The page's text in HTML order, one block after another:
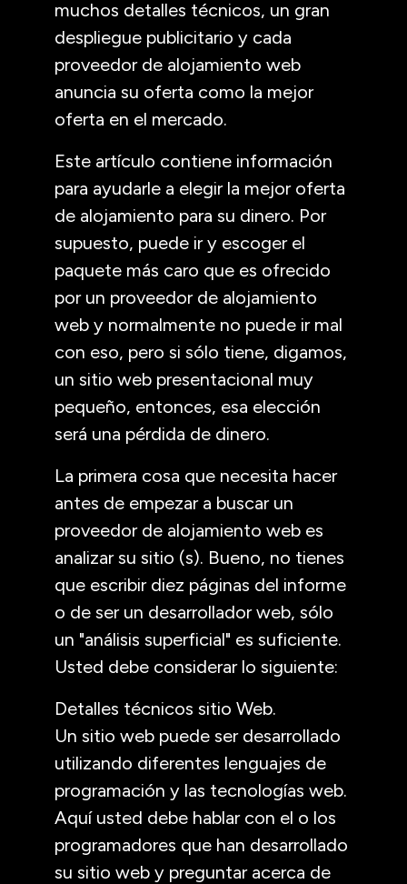
muchos detalles técnicos, un gran
despliegue publicitario y cada
proveedor de alojamiento web
anuncia su oferta como la mejor
oferta en el mercado.
Este artículo contiene información
para ayudarle a elegir la mejor oferta
de alojamiento para su dinero. Por
supuesto, puede ir y escoger el
paquete más caro que es ofrecido
por un proveedor de alojamiento
web y normalmente no puede ir mal
con eso, pero si sólo tiene, digamos,
un sitio web presentacional muy
pequeño, entonces, esa elección
será una pérdida de dinero.
La primera cosa que necesita hacer
antes de empezar a buscar un
proveedor de alojamiento web es
analizar su sitio (s). Bueno, no tienes
que escribir diez páginas del informe
o de ser un desarrollador web, sólo
un "análisis superficial" es suficiente.
Usted debe considerar lo siguiente:
Detalles técnicos sitio Web.
Un sitio web puede ser desarrollado
utilizando diferentes lenguajes de
programación y las tecnologías web.
Aquí usted debe hablar con el o los
programadores que han desarrollado
su sitio web y preguntar acerca de